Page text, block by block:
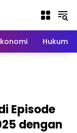
Hukum
Episode
dengan